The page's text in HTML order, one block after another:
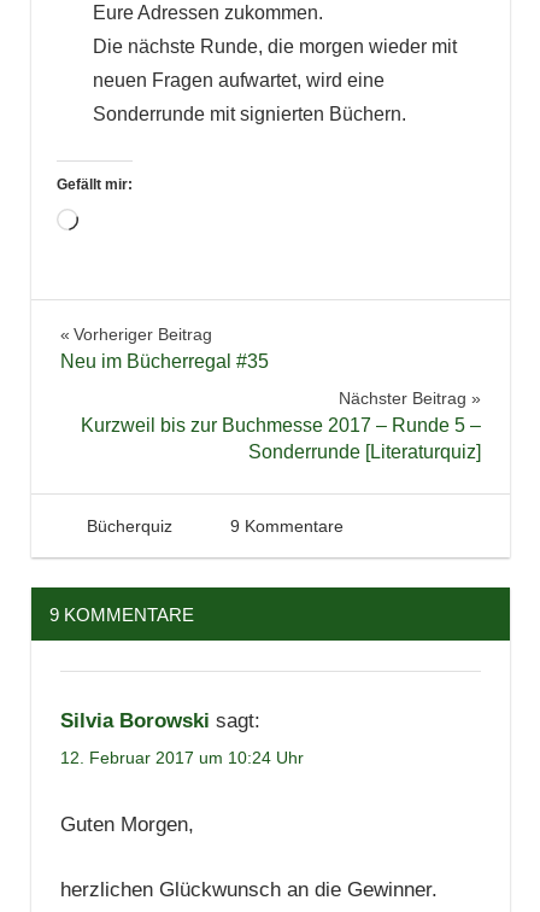
Eure Adressen zukommen.
Die nächste Runde, die morgen wieder mit
neuen Fragen aufwartet, wird eine
Sonderrunde mit signierten Büchern.
Gefällt mir:
Wird
Bücher
Literatur
Beitragsnavigation
Vorheriger Beitrag
Neu im Bücherregal #35
Nächster Beitrag
Kurzweil bis zur Buchmesse 2017 – Runde 5 –
Sonderrunde [Literaturquiz]
12. Februar 2017
Tintenhain
Bücherquiz 9 Kommentare
9 KOMMENTARE
Silvia Borowski sagt:
12. Februar 2017 um 10:24 Uhr
Guten Morgen,
herzlichen Glückwunsch an die Gewinner.